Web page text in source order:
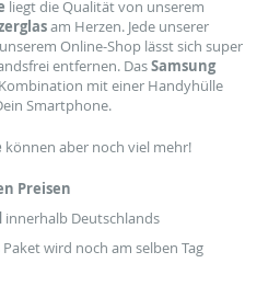
liegt die Qualität von unserem
am Herzen. Jede unserer
Online-Shop lässt sich super
entfernen. DasSamsung
mit einer Handyhülle
Smartphone.
können aber noch viel mehr!
Preisen
innerhalb Deutschlands
wird noch am selben Tag